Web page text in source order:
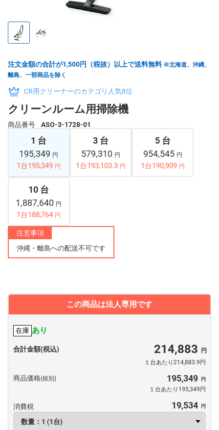
注文金額の合計が1,500円（税抜）以上で送料無料 ※北海道、沖縄、
離島、一部商品を除く
CR用クリーナーのカテゴリ人気8位
クリーンルーム用掃除機
商品番号 ASO-3-1728-01
1 台
195,349 円
1台195,349 円
3 台
579,310 円
1台193,103.3 円
5 台
954,545 円
1台190,909 円
10 台
1,887,640 円
1台188,764 円
注意事項
沖縄・離島への配送不可です
この商品は法人専用です
在庫 あり
合計金額(税込) 214,883
１台あたり214,883.9円
商品価格(税別) 195,349
１台あたり195,349円
消費税 19,534